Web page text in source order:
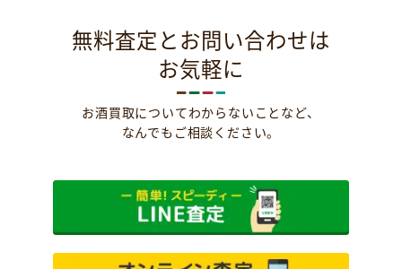
無料査定とお問い合わせは
お気軽に
お酒買取についてわからないことなど、
なんでもご相談ください。